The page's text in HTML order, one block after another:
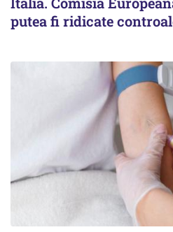
putea fi ridicate